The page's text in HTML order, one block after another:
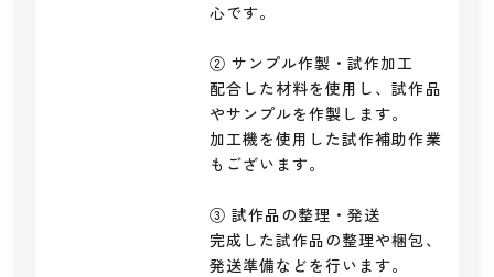
心です。
② サンプル作製・試作加工
配合した材料を使用し、試作品
やサンプルを作製します。
加工機を使用した試作補助作業
もございます。
③ 試作品の整理・発送
完成した試作品の整理や梱包、
発送準備などを行います。